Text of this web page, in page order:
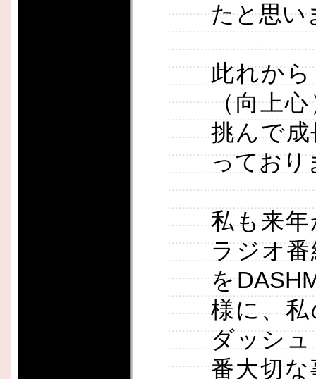
たと思い
此れか
（向上
挑んで
っており
私も来
ラジオ
を
様に、
ダッシ
番大切